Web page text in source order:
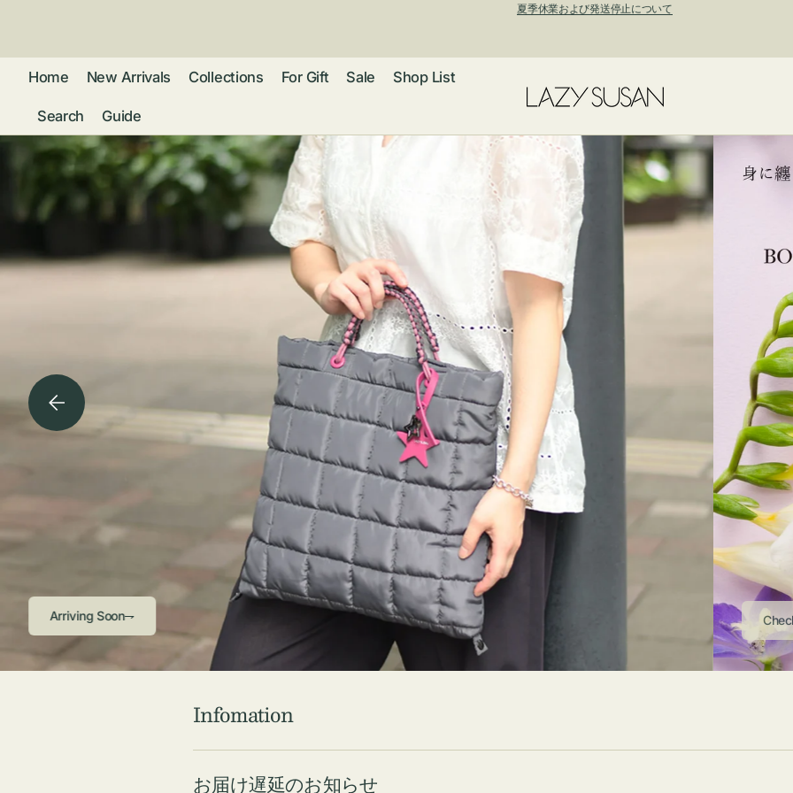
Home New Arrivals Collections
アクセサリー
カフ
リング
ブレスレット・
バングル
ブローチ
リストウォッチ
トートバッグ
ショルダーバッ
グ
スマートフォン
ポシェット
ハンドバッグ
ボストンバッグ
リュック
エコバッグ・サ
ブバッグ
ファッション
バッグチャー
ム・キーホルダ
ー
ウエア
扇子・ファン
ストール・ハッ
ト・グローブ
メガネ・サング
ラス・ルーペ
ハンカチ・ソッ
クス
ポーチ ・ メガ
ネケース・マル
チケース他
コスメ
ジュエリーボッ
クス ・ケース
インテリア
For Gift Sale Shop List
Search Guide
Arriving Soon⇁
Infomation
お届け遅延のお知らせ